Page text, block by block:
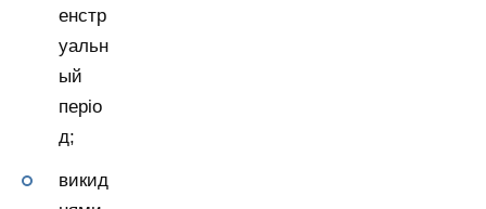
енстр
уальн
ый
періо
д;
викид